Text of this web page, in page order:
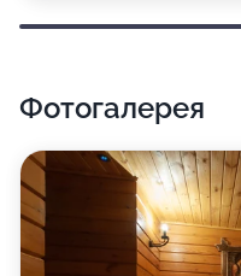
Фотогалерея